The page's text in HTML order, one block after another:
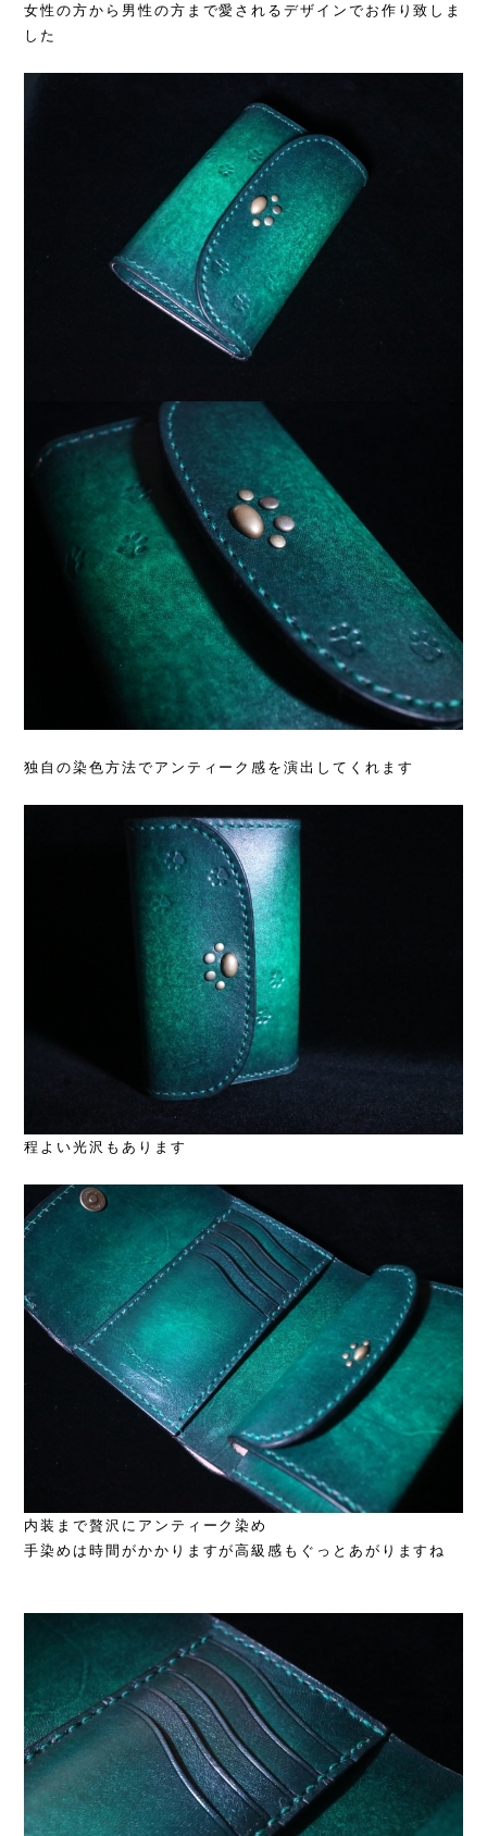
女性の方から男性の方まで愛されるデザインでお作り致しま
した
独自の染色方法でアンティーク感を演出してくれます
程よい光沢もあります
内装まで贅沢にアンティーク染め
手染めは時間がかかりますが高級感もぐっとあがりますね